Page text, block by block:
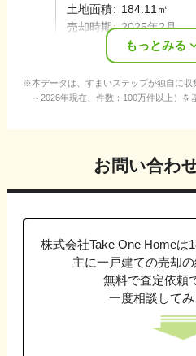
土地面積: 184.11㎡
売却時期: 2025年2月
池田 晶
もっとみる
本データは、すまいステップが独自に
～2026年現在、件数：100万件以上）を
お問い合わ
株式会社Take One Homeは
主に一戸建ての売却の
無料で査定依頼
一度相談してみ